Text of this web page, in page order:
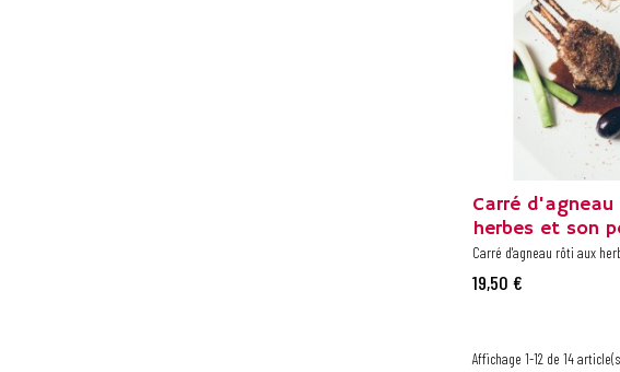
Carré
herbes et son
Carré d'agneau rôti aux
19,50 €
Affichage 1-12 de 14